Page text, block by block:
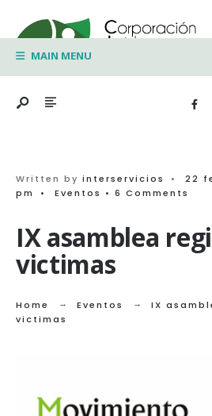
to
contentMAIN MENU
Written by interservicios • 22
pm
• Eventos • 6 Comments
IX asamblea
victimas
Home Eventos
IX
victimas
for: